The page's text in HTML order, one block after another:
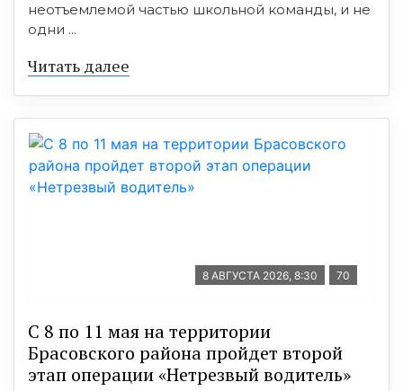
неотъемлемой частью школьной команды, и не
одни ...
Читать далее
8 АВГУСТА 2026, 8:30 70
С 8 по 11 мая на территории
Брасовского района пройдет второй
этап операции «Нетрезвый водитель»